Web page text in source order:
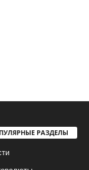
РАЗДЕЛЫ